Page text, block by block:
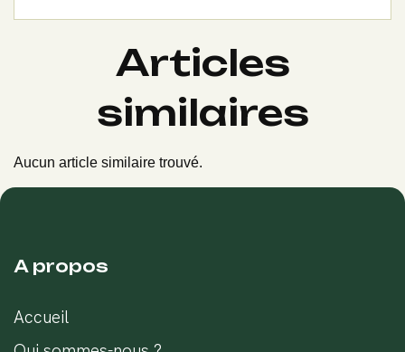
Articles
similaires
Aucun article similaire trouvé.
A propos
Accueil